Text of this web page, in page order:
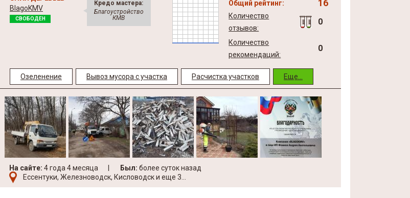
BlagoKMV
СВОБОДЕН
Кредо мастера:
Благоустройство
КМВ
Общий рейтинг: 16
Количество
отзывов:
0
Количество
рекомендаций:
0
Озеленение Вывоз мусора с участка Расчистка участков Еще...
На сайте: 4 года 4 месяца Был: более суток назад
Ессентуки, Железноводск, Кисловодск и еще 3...